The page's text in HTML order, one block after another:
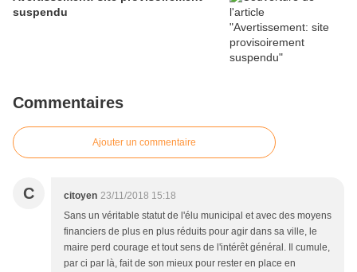
suspendu
Commentaires
Ajouter un commentaire
C citoyen 23/11/2018 15:18
Sans un véritable statut de l'élu municipal et avec des moyens
financiers de plus en plus réduits pour agir dans sa ville, le
maire perd courage et tout sens de l'intérêt général. Il cumule,
par ci par là, fait de son mieux pour rester en place en